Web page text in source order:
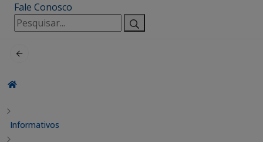
Fale Conosco
Pesquisar
por:
Informativos